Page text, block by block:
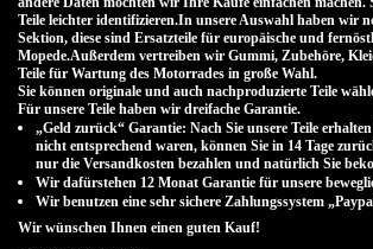
Teile leichter identifizieren.In unsere Auswahl haben wir
Sektion, diese sind Ersatzteile für europäische und
Mopede.Außerdem vertreiben wir Gummi, Zubehöre,
Teile für Wartung des Motorrades in große Wahl.
Sie können originale und auch nachproduzierte Teile
Für unsere Teile haben wir dreifache Garantie.
„Geld zurück“ Garantie: Nach Sie unsere Teile
nicht entsprechend waren, können Sie in 14 Tage
nur die Versandkosten bezahlen und natürlich Sie
Wir dafürstehen 12 Monat Garantie für unsere
Wir benutzen eine sehr sichere Zahlungssystem
Wir wünschen Ihnen einen guten Kauf!